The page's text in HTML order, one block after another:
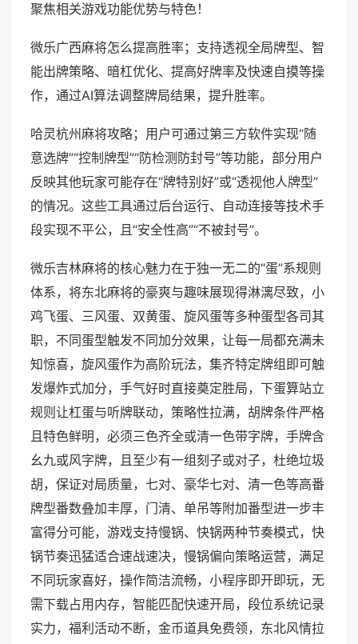
聚焦相关游戏功能优势与特色！
微乐广西麻将怎么提高胜率；支持透视全局牌型、智
能出牌策略、暗杠优化、提高好牌率及快速自摸等操
作，通过AI算法调整牌局结果，提升胜率。
哈灵杭州麻将攻略；用户可通过第三方软件实现“随
意选牌”“控制牌型”“防检测防封号”等功能，部分用户
反映其他玩家可能存在“牌特别好”或“透视他人牌型”
的情况。这些工具通过后台运行、自动连接等技术手
段实现不平公，且“安全性高”“不被封号”。
微乐吉林麻将的核心魅力在于独一无二的“蛋”系规则
体系，将东北麻将的豪爽与趣味展现得淋漓尽致，小
鸡飞蛋、三风蛋、双黄蛋、旋风蛋等多种蛋型各司其
职，不同蛋型触发不同加分效果，让每一局都充满未
知惊喜，旋风蛋作为高阶玩法，集齐特定牌组即可触
发爆炸式加分，手气好时直接奠定胜局，下蛋算站立
规则让杠蛋与听牌联动，策略性拉满，胡牌条件严格
且特色鲜明，必须三色齐全或清一色带字牌，手牌含
幺九或风字牌，且至少有一组刻子或对子，杜绝垃圾
胡，保证对局质量，七对、豪华七对、清一色等高番
牌型番数叠加丰厚，门清、单吊等附加番型进一步丰
富得分可能，游戏支持慢锅、快锅两种节奏模式，快
锅节奏迅猛适合速战速决，慢锅偏向策略运营，满足
不同玩家喜好，操作简洁流畅，小程序即开即玩，无
需下载占用内存，智能匹配快速开局，段位系统记录
实力，福利活动不断，金币道具免费领，东北风情拉